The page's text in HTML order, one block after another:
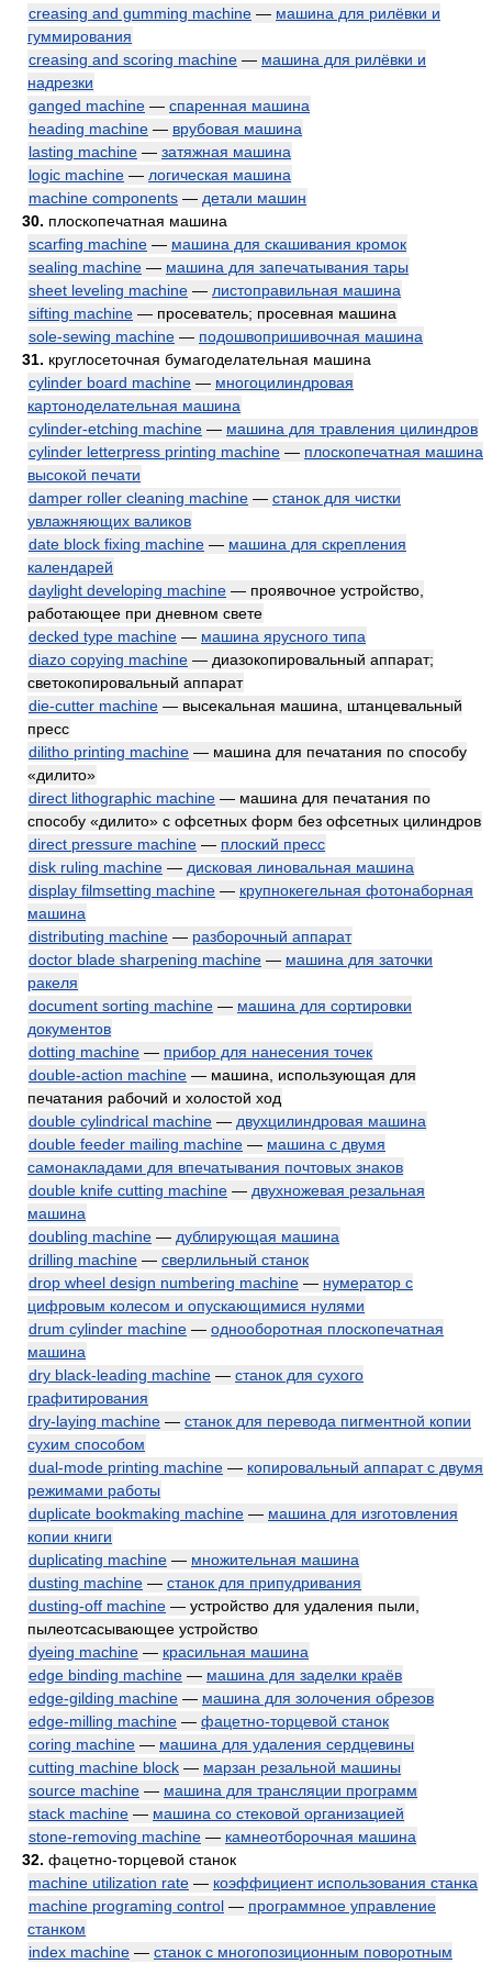
creasing and gumming machine — машина для рилёвки и
гуммирования
creasing and scoring machine — машина для рилёвки и
надрезки
ganged machine — спаренная машина
heading machine — врубовая машина
lasting machine — затяжная машина
logic machine — логическая машина
machine components — детали машин
30. плоскопечатная машина
scarfing machine — машина для скашивания кромок
sealing machine — машина для запечатывания тары
sheet leveling machine — листоправильная машина
sifting machine — просеватель; просевная машина
sole-sewing machine — подошвопришивочная машина
31. круглосеточная бумагоделательная машина
cylinder board machine — многоцилиндровая
картоноделательная машина
cylinder-etching machine — машина для травления цилиндров
cylinder letterpress printing machine — плоскопечатная машина
высокой печати
damper roller cleaning machine — станок для чистки
увлажняющих валиков
date block fixing machine — машина для скрепления
календарей
daylight developing machine — проявочное устройство,
работающее при дневном свете
decked type machine — машина ярусного типа
diazo copying machine — диазокопировальный аппарат;
светокопировальный аппарат
die-cutter machine — высекальная машина, штанцевальный
пресс
dilitho printing machine — машина для печатания по способу
«дилито»
direct lithographic machine — машина для печатания по
способу «дилито» с офсетных форм без офсетных цилиндров
direct pressure machine — плоский пресс
disk ruling machine — дисковая линовальная машина
display filmsetting machine — крупнокегельная фотонаборная
машина
distributing machine — разборочный аппарат
doctor blade sharpening machine — машина для заточки
ракеля
document sorting machine — машина для сортировки
документов
dotting machine — прибор для нанесения точек
double-action machine — машина, использующая для
печатания рабочий и холостой ход
double cylindrical machine — двухцилиндровая машина
double feeder mailing machine — машина с двумя
самонакладами для впечатывания почтовых знаков
double knife cutting machine — двухножевая резальная
машина
doubling machine — дублирующая машина
drilling machine — сверлильный станок
drop wheel design numbering machine — нумератор с
цифровым колесом и опускающимися нулями
drum cylinder machine — однооборотная плоскопечатная
машина
dry black-leading machine — станок для сухого
графитирования
dry-laying machine — станок для перевода пигментной копии
сухим способом
dual-mode printing machine — копировальный аппарат с двумя
режимами работы
duplicate bookmaking machine — машина для изготовления
копии книги
duplicating machine — множительная машина
dusting machine — станок для припудривания
dusting-off machine — устройство для удаления пыли,
пылеотсасывающее устройство
dyeing machine — красильная машина
edge binding machine — машина для заделки краёв
edge-gilding machine — машина для золочения обрезов
edge-milling machine — фацетно-торцевой станок
coring machine — машина для удаления сердцевины
cutting machine block — марзан резальной машины
source machine — машина для трансляции программ
stack machine — машина со стековой организацией
stone-removing machine — камнеотборочная машина
32. фацетно-торцевой станок
machine utilization rate — коэффициент использования станка
machine programing control — программное управление
станком
index machine — станок с многопозиционным поворотным